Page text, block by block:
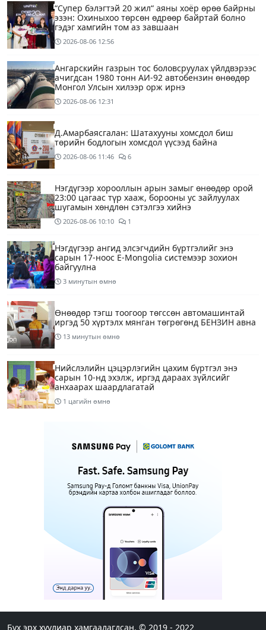
“Супер бэлэгтэй 20 жил“ аяны хоёр өрөө байрны
эзэн: Охиныхоо төрсөн өдрөөр байртай болно
гэдэг хамгийн том аз завшаан
2026-08-06 12:56
Ангарскийн газрын тос боловсруулах үйлдвэрээс
ачигдсан 1980 тонн АИ-92 автобензин өнөөдөр
Монгол Улсын хилээр орж ирнэ
2026-08-06 12:31
Д.Амарбаясгалан: Шатахууны хомсдол биш
төрийн бодлогын хомсдол үүсээд байна
2026-08-06 11:46 6
Нэгдүгээр хорооллын арын замыг өнөөдөр орой
23:00 цагаас түр хааж, борооны ус зайлуулах
шугамын хөндлөн сэтэлгээ хийнэ
2026-08-06 10:10 1
Нэгдүгээр ангид элсэгчдийн бүртгэлийг энэ
сарын 17-ноос E-Mongolia системээр зохион
байгуулна
3 минутын өмнө
Өнөөдөр тэгш тоогоор төгссөн автомашинтай
иргэд 50 хүртэлх мянган төгрөгөнд БЕНЗИН авна
13 минутын өмнө
Нийслэлийн цэцэрлэгийн цахим бүртгэл энэ
сарын 10-нд эхэлж, иргэд дараах зүйлсийг
анхаарах шаардлагатай
1 цагийн өмнө
Улаанбаатарт 28 хэм дулаан
4 цагийн өмнө 1
Татварын өртэй шатахуун импортлогч ААН-
13 цагийн өмнө
Маргааш Улаанбаатарт 28 хэм дулаан, багавтар
15 цагийн өмнө
АНУ-ын ЭСЯ-наас зөвлөжээ
Бүх эрх хуулиар хамгаалагдсан. © 2019 - 2022